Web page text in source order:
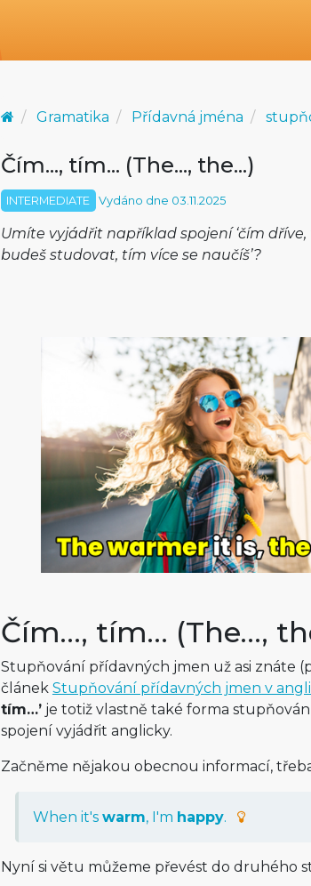
Gramatika Přídavná jména
Čím..., tím... (The..., the...)
INTERMEDIATE Vydáno dne 03.11.2025
Umíte vyjádřit například spojení ‘čím dříve,
budeš studovat, tím více se naučíš’?
Čím…, tím… (The…,
Stupňování přídavných jmen už asi znáte
článek Stupňování přídavných jmen v
tím…’je totiž vlastně také forma
spojení vyjádřit anglicky.
Začněme nějakou obecnou informací,
When it's warm, I'm happy.
Nyní si větu můžeme převést do druhého